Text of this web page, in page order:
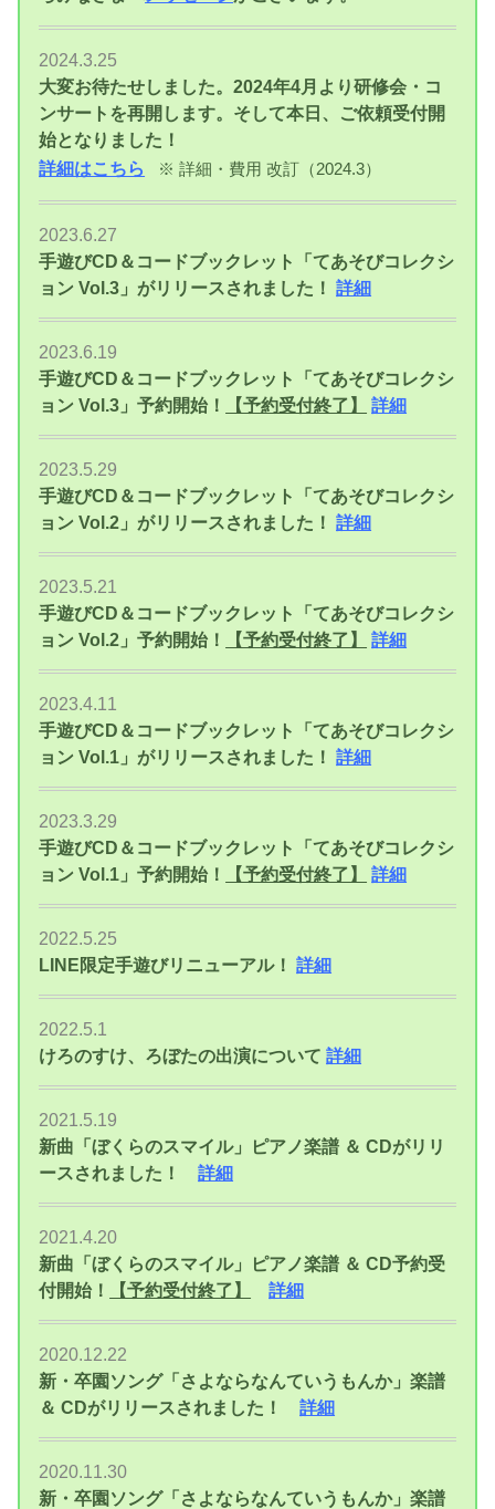
2024.3.25
大変お待たせしました。2024年4月より研修会・コ
ンサートを再開します。そして本日、ご依頼受付開
始となりました！
詳細はこちら ※ 詳細・費用 改訂（2024.3）
2023.6.27
手遊びCD＆コードブックレット「てあそびコレクシ
ョン Vol.3」がリリースされました！詳細
2023.6.19
手遊びCD＆コードブックレット「てあそびコレクシ
ョン Vol.3」予約開始！
【予約受付終了】 詳細
2023.5.29
手遊びCD＆コードブックレット「てあそびコレクシ
ョン Vol.2」がリリースされました！詳細
2023.5.21
手遊びCD＆コードブックレット「てあそびコレクシ
ョン Vol.2」予約開始！
【予約受付終了】 詳細
2023.4.11
手遊びCD＆コードブックレット「てあそびコレクシ
ョン Vol.1」がリリースされました！詳細
2023.3.29
手遊びCD＆コードブックレット「てあそびコレクシ
ョン Vol.1」予約開始！
【予約受付終了】 詳細
2022.5.25
LINE限定手遊びリニューアル！詳細
2022.5.1
けろのすけ、ろぼたの出演について詳細
2021.5.19
新曲「ぼくらのスマイル」ピアノ楽譜 ＆ CDがリリ
ースされました！
詳細
2021.4.20
新曲「ぼくらのスマイル」ピアノ楽譜 ＆ CD予約受
付開始！
【予約受付終了】 詳細
2020.12.22
新・卒園ソング「さよならなんていうもんか」楽譜
＆ CDがリリースされました！
詳細
2020.11.30
新・卒園ソング「さよならなんていうもんか」楽譜